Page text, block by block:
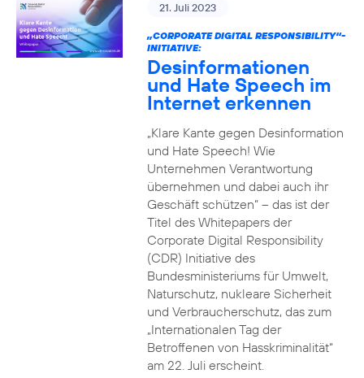
21. Juli 2023
„CORPORATE DIGITAL RESPONSIBILITY“-
INITIATIVE:
Desinformationen
und Hate Speech im
Internet erkennen
„Klare Kante gegen Desinformation
und Hate Speech! Wie
Unternehmen Verantwortung
übernehmen und dabei auch ihr
Geschäft schützen“ – das ist der
Titel des Whitepapers der
Corporate Digital Responsibility
(CDR) Initiative des
Bundesministeriums für Umwelt,
Naturschutz, nukleare Sicherheit
und Verbraucherschutz, das zum
„Internationalen Tag der
Betroffenen von Hasskriminalität“
am 22. Juli erscheint.